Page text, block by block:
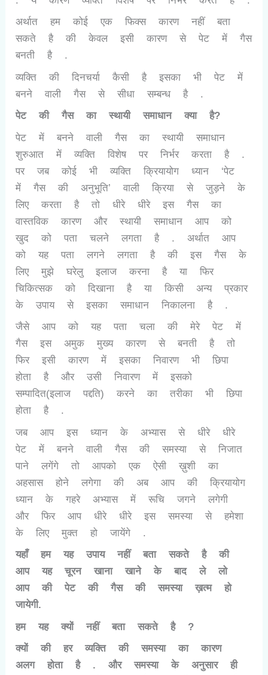
अर्थात हम कोई एक फिक्स कारण नहीं बता
सकते है की केवल इसी कारण से पेट में गैस
बनती है .
व्यक्ति की दिनचर्या कैसी है इसका भी पेट में
बनने वाली गैस से सीधा सम्बन्ध है .
पेट की गैस का स्थायी समाधान क्या है?
पेट में बनने वाली गैस का स्थायी समाधान
शुरुआत में व्यक्ति विशेष पर निर्भर करता है .
पर जब कोई भी व्यक्ति क्रियायोग ध्यान ‘पेट
में गैस की अनुभूति’ वाली क्रिया से जुड़ने के
लिए करता है तो धीरे धीरे इस गैस का
वास्तविक कारण और स्थायी समाधान आप को
खुद को पता चलने लगता है . अर्थात आप
को यह पता लगने लगता है की इस गैस के
लिए मुझे घरेलु इलाज करना है या फिर
चिकित्सक को दिखाना है या किसी अन्य प्रकार
के उपाय से इसका समाधान निकालना है .
जैसे आप को यह पता चला की मेरे पेट में
गैस इस अमुक मुख्य कारण से बनती है तो
फिर इसी कारण में इसका निवारण भी छिपा
होता है और उसी निवारण में इसको
सम्पादित(इलाज पद्दति) करने का तरीका भी छिपा
होता है .
जब आप इस ध्यान के अभ्यास से धीरे धीरे
पेट में बनने वाली गैस की समस्या से निजात
पाने लगेंगे तो आपको एक ऐसी ख़ुशी का
अहसास होने लगेगा की अब आप की क्रियायोग
ध्यान के गहरे अभ्यास में रूचि जगने लगेगी
और फिर आप धीरे धीरे इस समस्या से हमेशा
के लिए मुक्त हो जायेंगे .
यहाँ हम यह उपाय नहीं बता सकते है की
आप यह चूरन खाना खाने के बाद ले लो
आप की पेट की गैस की समस्या ख़त्म हो
जायेगी.
हम यह क्यों नहीं बता सकते है ?
क्यों की हर व्यक्ति की समस्या का कारण
अलग होता है . और समस्या के अनुसार ही